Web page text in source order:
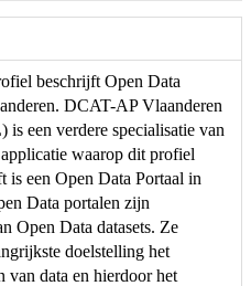
beschrijft Open Data
DCAT-AP Vlaanderen
een verdere specialisatie van
waarop dit profiel
is een Open Data Portaal in
Data portalen zijn
Open Data datasets. Ze
doelstelling het
van data en hierdoor het